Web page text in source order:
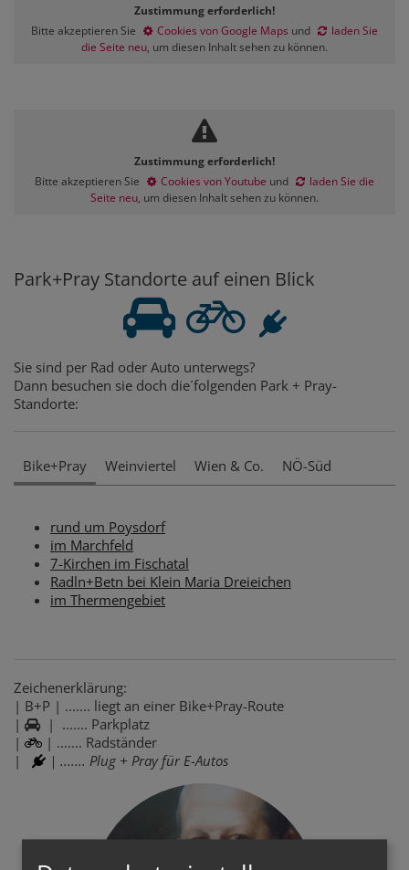
Zustimmung erforderlich!
Bitte akzeptieren Sie
Cookies von Google Maps und
laden Sie
die Seite neu, um diesen Inhalt sehen zu können.
Zustimmung erforderlich!
Bitte akzeptieren Sie
Cookies von Youtube und
laden Sie die
Seite neu, um diesen Inhalt sehen zu können.
Park+Pray Standorte auf einen Blick
Sie sind per Rad oder Auto unterwegs?
Dann besuchen sie doch die´folgenden Park + Pray-
Standorte:
Bike+Pray Weinviertel Wien & Co. NÖ-Süd
rund um Poysdorf
im Marchfeld
7-Kirchen im Fischatal
Radln+Betn bei Klein Maria Dreieichen
im Thermengebiet
Zeichenerklärung:
| B+P | ....... liegt an einer Bike+Pray-Route
|
| ....... Parkplatz
|
| ....... Radständer
|
| ....... Plug + Pray für E-Autos